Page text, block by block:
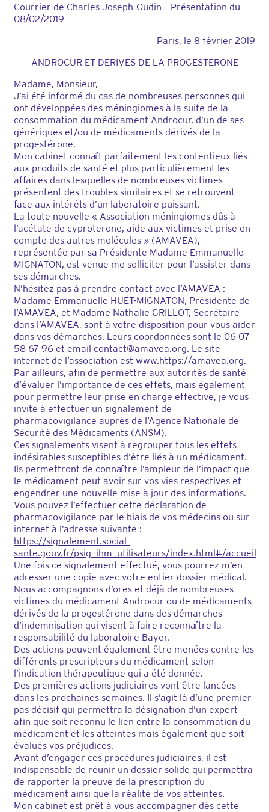
Courrier de Charles Joseph-Oudin – Présentation du
08/02/2019
Paris, le 8 février 2019
ANDROCUR ET DERIVES DE LA PROGESTERONE
Madame, Monsieur,
J’ai été informé du cas de nombreuses personnes qui
ont développées des méningiomes à la suite de la
consommation du médicament Androcur, d’un de ses
génériques et/ou de médicaments dérivés de la
progestérone.
Mon cabinet connaît parfaitement les contentieux liés
aux produits de santé et plus particulièrement les
affaires dans lesquelles de nombreuses victimes
présentent des troubles similaires et se retrouvent
face aux intérêts d’un laboratoire puissant.
La toute nouvelle « Association méningiomes dûs à
l’acétate de cyproterone, aide aux victimes et prise en
compte des autres molécules » (AMAVEA),
représentée par sa Présidente Madame Emmanuelle
MIGNATON, est venue me solliciter pour l’assister dans
ses démarches.
N’hésitez pas à prendre contact avec l’AMAVEA :
Madame Emmanuelle HUET-MIGNATON, Présidente de
l’AMAVEA, et Madame Nathalie GRILLOT, Secrétaire
dans l’AMAVEA, sont à votre disposition pour vous aider
dans vos démarches. Leurs coordonnées sont le 06 07
58 67 96 et email contact@amavea.org. Le site
internet de l’association est www.https://amavea.org.
Par ailleurs, afin de permettre aux autorités de santé
d’évaluer l’importance de ces effets, mais également
pour permettre leur prise en charge effective, je vous
invite à effectuer un signalement de
pharmacovigilance auprès de l’Agence Nationale de
Sécurité des Médicaments (ANSM).
Ces signalements visent à regrouper tous les effets
indésirables susceptibles d’être liés à un médicament.
Ils permettront de connaître l’ampleur de l’impact que
le médicament peut avoir sur vos vies respectives et
engendrer une nouvelle mise à jour des informations.
Vous pouvez l’effectuer cette déclaration de
pharmacovigilance par le biais de vos médecins ou sur
internet à l’adresse suivante :
https://signalement.social-
sante.gouv.fr/psig_ihm_utilisateurs/index.html#/accueil
Une fois ce signalement effectué, vous pourrez m’en
adresser une copie avec votre entier dossier médical.
Nous accompagnons d’ores et déjà de nombreuses
victimes du médicament Androcur ou de médicaments
dérivés de la progestérone dans des démarches
d’indemnisation qui visent à faire reconnaître la
responsabilité du laboratoire Bayer.
Des actions peuvent également être menées contre les
différents prescripteurs du médicament selon
l’indication thérapeutique qui a été donnée.
Des premières actions judiciaires vont être lancées
dans les prochaines semaines. Il s’agit là d’une premier
pas décisif qui permettra la désignation d’un expert
afin que soit reconnu le lien entre la consommation du
médicament et les atteintes mais également que soit
évalués vos préjudices.
Avant d’engager ces procédures judiciaires, il est
indispensable de réunir un dossier solide qui permettra
de rapporter la preuve de la prescription du
médicament ainsi que la réalité de vos atteintes.
Mon cabinet est prêt à vous accompagner dès cette